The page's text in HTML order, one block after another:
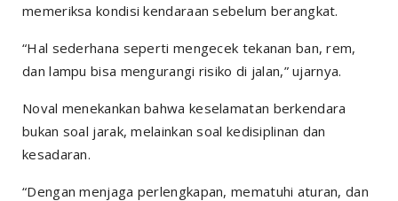
memeriksa kondisi kendaraan sebelum berangkat.
“Hal sederhana seperti mengecek tekanan ban, rem,
dan lampu bisa mengurangi risiko di jalan,” ujarnya.
Noval menekankan bahwa keselamatan berkendara
bukan soal jarak, melainkan soal kedisiplinan dan
kesadaran.
“Dengan menjaga perlengkapan, mematuhi aturan, dan